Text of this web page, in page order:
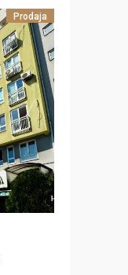
Prodaja